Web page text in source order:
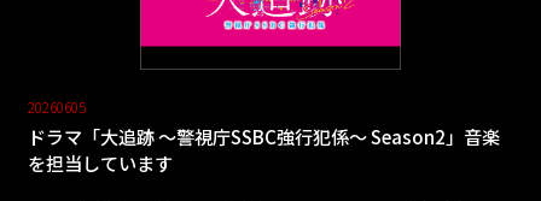
20260605
ドラマ「大追跡 ～警視庁SSBC強行犯係～ Season2」音楽
を担当しています